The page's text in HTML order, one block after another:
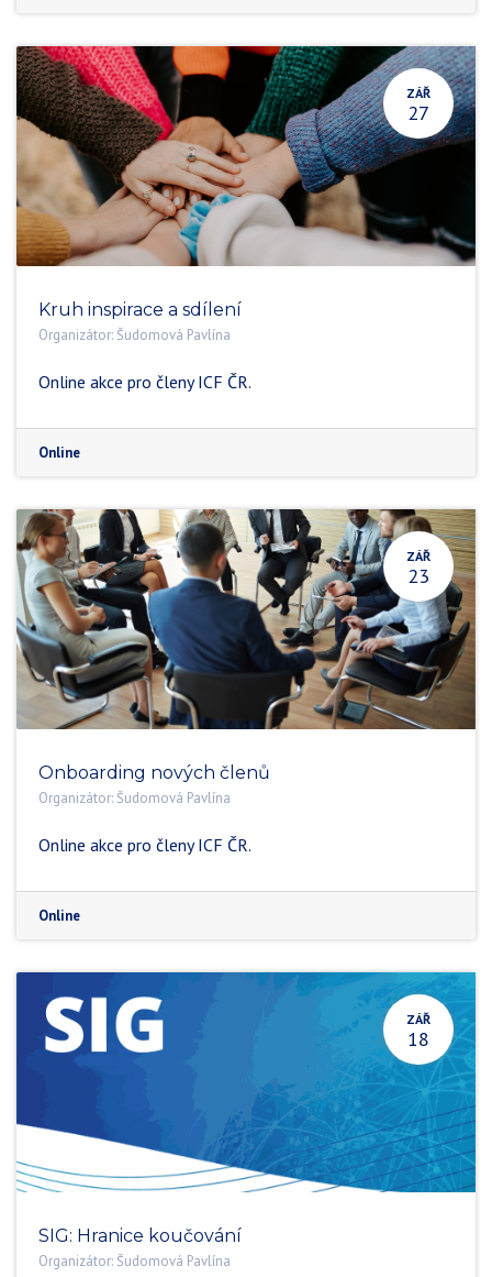
ZÁŘ
27
Kruh inspirace a sdílení
Organizátor: Šudomová Pavlína
Online akce pro členy ICF ČR.
Online
ZÁŘ
23
Onboarding nových členů
Organizátor: Šudomová Pavlína
Online akce pro členy ICF ČR.
Online
ZÁŘ
18
SIG: Hranice koučování
Organizátor: Šudomová Pavlína